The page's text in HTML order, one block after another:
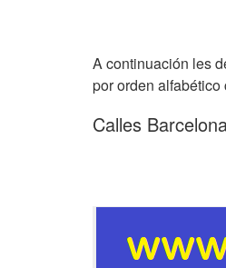
A continuación les
por orden
Calles